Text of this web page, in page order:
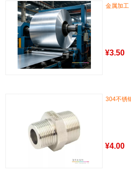
金属加工
¥3.50
304不锈
¥4.00